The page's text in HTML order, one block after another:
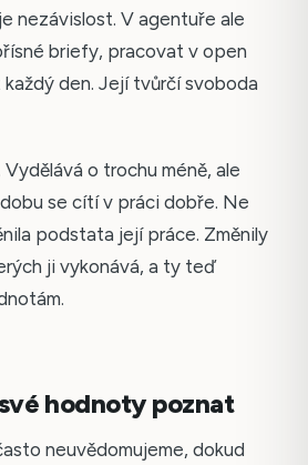
nezávislost. V agentuře ale
briefy, pracovat v open
den. Její tvůrčí svoboda
o trochu méně, ale
se cítí v práci dobře. Ne
podstata její práce. Změnily
ji vykonává, a ty teď
hodnoty poznat
neuvědomujeme, dokud